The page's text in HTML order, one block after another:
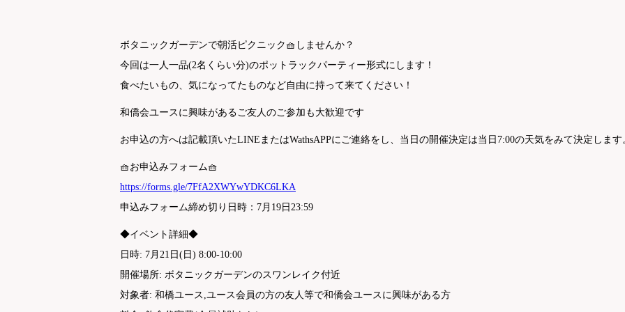
ボタニックガーデンで朝活ピクニック🧺しませんか？
今回は一人一品(2名くらい分)のポットラックパーティー形式にします！
食べたいもの、気になってたものなど自由に持って来てください！
和僑会ユースに興味があるご友人のご参加も大歓迎です
お申込の方へは記載頂いたLINEまたはWathsAPPにご連絡をし、当日の開催決定は当日7:00の天気をみて決定します
🧺お申込みフォーム🧺
https://forms.gle/7FfA2XWYwYDKC6LKA
申込みフォーム締め切り日時：7月19日23:59
◆イベント詳細◆
日時: 7月21日(日) 8:00-10:00
開催場所: ボタニックガーデンのスワンレイク付近
対象者: 和橋ユース,ユース会員の方の友人等で和僑会ユースに興味がある方